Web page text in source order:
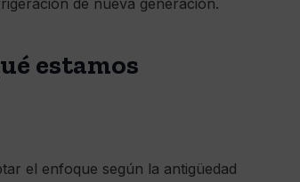
de nueva generación.
estamos
el enfoque según la antigüedad